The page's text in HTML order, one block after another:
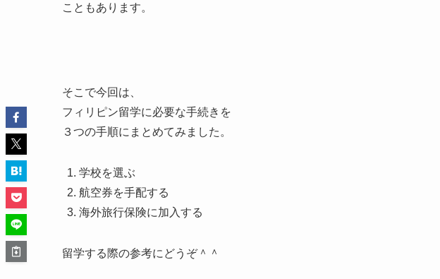
こともあります。
そこで今回は、
フィリピン留学に必要な手続きを
３つの手順にまとめてみました。
学校を選ぶ
航空券を手配する
海外旅行保険に加入する
留学する際の参考にどうぞ＾＾